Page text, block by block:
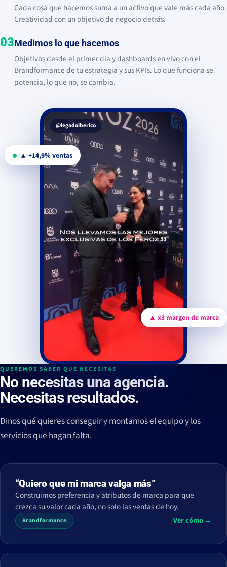
Cada cosa que hacemos suma a un activo que vale más cada año.
Creatividad con un objetivo de negocio detrás.
03Medimos lo que hacemos
Objetivos desde el primer día y dashboards en vivo con el
Brandformance de tu estrategia y sus KPIs. Lo que funciona se
potencia, lo que no, se cambia.
@legadoiberico
▲ +14,9% ventas
▲ x3 margen de marca
QUEREMOS SABER QUÉ NECESITAS
No necesitas una agencia.
Necesitas resultados.
Dinos qué quieres conseguir y montamos el equipo y los
servicios que hagan falta.
“Quiero que mi marca valga más”
Construimos preferencia y atributos de marca para que
crezca su valor cada año, no solo las ventas de hoy.
Brandformance Ver cómo →